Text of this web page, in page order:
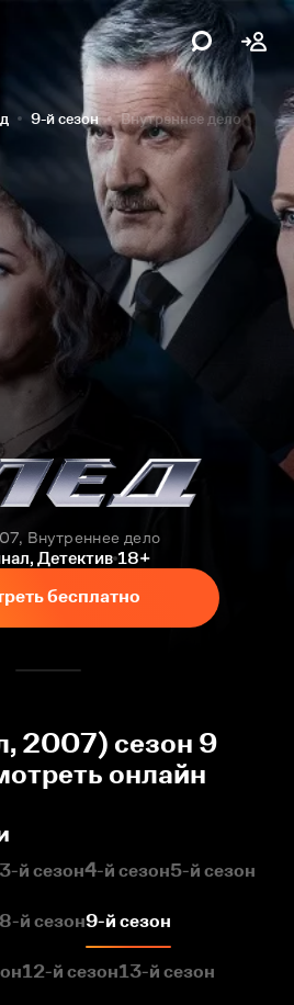
9-й сезон Внутреннее дело
Внутреннее дело
Детектив 18+
бесплатно
2007) сезон 9
онлайн
3-й сезон4-й сезон5-й сезон
8-й сезон9-й сезон
12-й сезон13-й сезон